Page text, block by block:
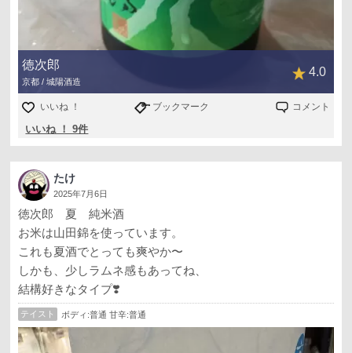
徳次郎
京都 / 城陽酒造
4.0
いいね ！ ブックマーク コメント
いいね ！ 9件
たけ
2025年7月6日
徳次郎 夏 純米酒
お米は山田錦を使っています。
これも夏酒でとっても爽やか〜
しかも、少しラムネ感もあってね、
結構好きなタイプ❣️
テイスト ボディ:普通 甘辛:普通